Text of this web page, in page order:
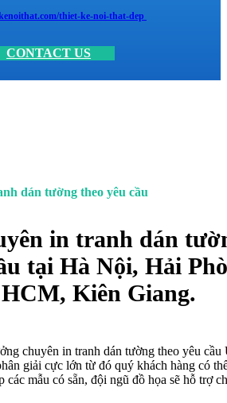
thiet-ke-noi-that-dep
CONTACT US
dán tường theo yêu cầu
in tranh dán
tại Hà Nội, Hải
Kiên Giang.
chuyên in tranh dán tường theo yêu
giải cực lớn từ đó quý khách hàng có
các mẫu có sẵn, đội ngũ đồ họa sẽ hỗ trợ